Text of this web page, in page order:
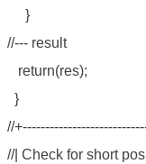
}
//--- result
return(res);
}
//
//| Check for